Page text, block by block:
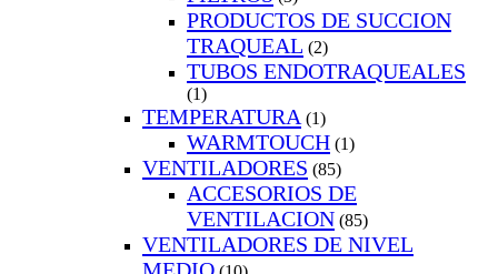
PRODUCTOS DE SUCCION
TRAQUEAL (2)
TUBOS ENDOTRAQUEALES
(1)
TEMPERATURA (1)
WARMTOUCH (1)
VENTILADORES (85)
ACCESORIOS DE
VENTILACION (85)
VENTILADORES DE NIVEL